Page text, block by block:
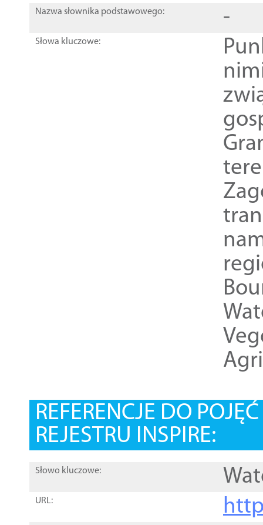
Nazwa słownika podstawowego: -
Słowa kluczowe:
REFERENCJE DO
REJESTRU INSPIRE:
Słowo kluczowe:
URL: